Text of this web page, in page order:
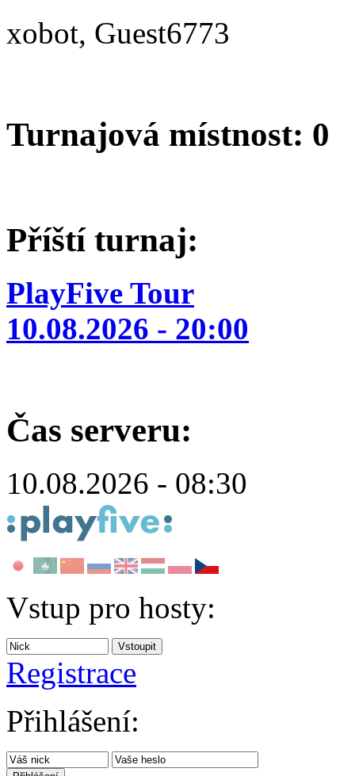
xobot, Guest6773
Turnajová místnost: 0
Příští turnaj:
PlayFive Tour
10.08.2026 - 20:00
Čas serveru:
10.08.2026 - 08:30
Vstup pro hosty:
Registrace
Přihlášení: